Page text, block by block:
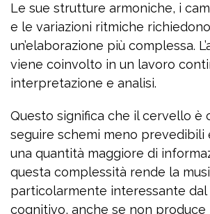
Le sue strutture armoniche, i
e le variazioni ritmiche
un’elaborazione più complessa.
viene coinvolto in un lavoro
interpretazione e analisi.
Questo significa che il cervello è
seguire schemi meno prevedibili
una quantità maggiore di
questa complessità rende la
particolarmente interessante dal
cognitivo, anche se non produce